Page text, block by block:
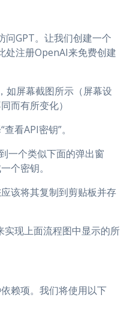
问GPT。让我们创建一个
处注册OpenAI来免费创建
如屏幕截图所示（屏幕设
而有所变化）
看API密钥”。
一个类似下面的弹出窗
个密钥。
该将其复制到剪贴板并存
现上面流程图中显示的所
赖项。我们将使用以下